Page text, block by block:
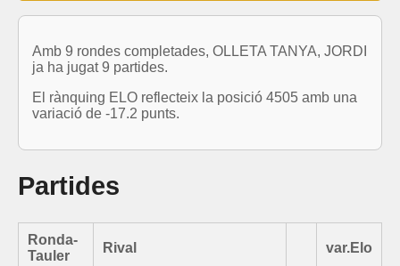
Amb 9 rondes completades, OLLETA TANYA, JORDI
ja ha jugat 9 partides.
El rànquing ELO reflecteix la posició 4505 amb una
variació de -17.2 punts.
Partides
Ronda-
Tauler
Rival var.Elo